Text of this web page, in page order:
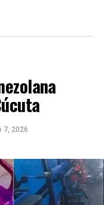
7, 2026